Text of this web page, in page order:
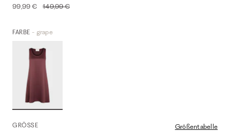
99,99 € 149,99 €
FARBE - grape
GRÖSSE Größentabelle